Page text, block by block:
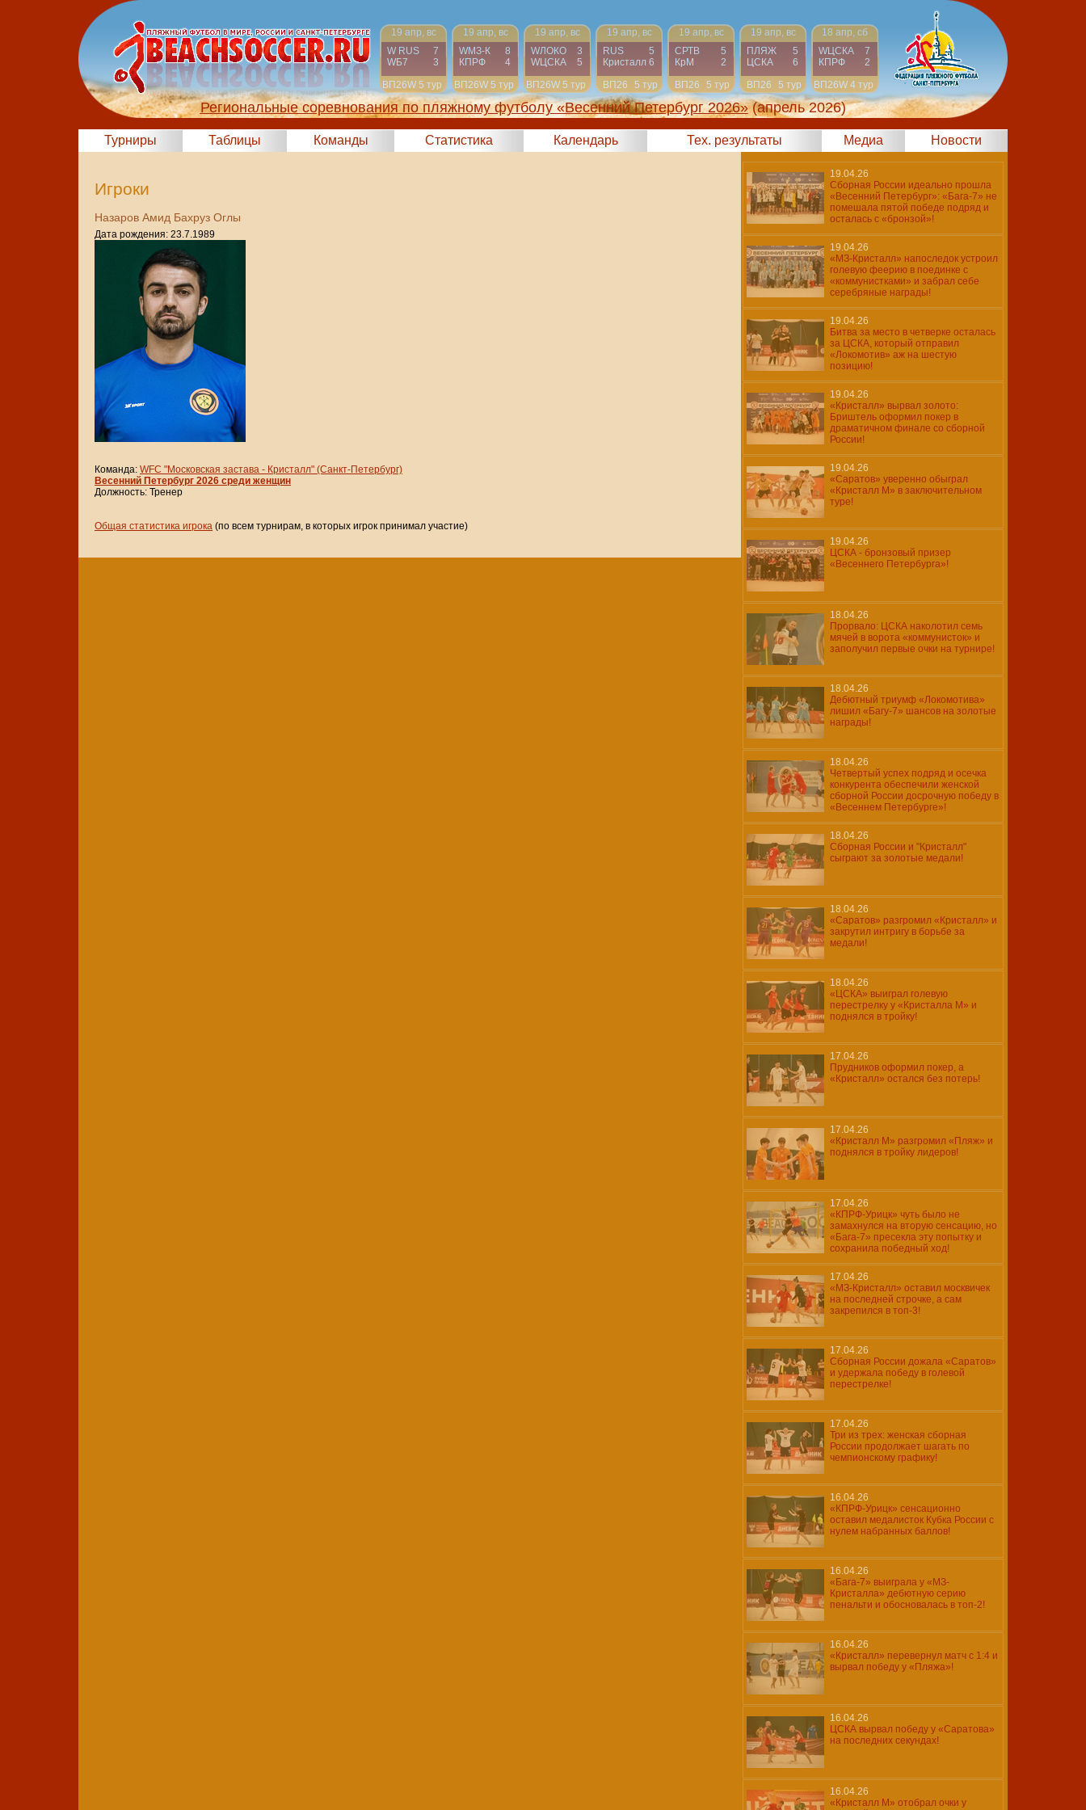
19 апр, вс
W RUS
7
WБ7
3
ВП26W 5 тур
19 апр, вс
WМЗ-К
8
КПРФ
4
ВП26W 5 тур
19 апр, вс
WЛОКО
3
WЦСКА
5
ВП26W 5 тур
19 апр, вс
RUS
5
Кристалл 6
ВП26
5 тур
19 апр, вс
СРТВ
5
КрМ
2
ВП26
5 тур
19 апр, вс
ПЛЯЖ
5
ЦСКА
6
ВП26
5 тур
18 апр, сб
WЦСКА
7
КПРФ
2
ВП26W 4 тур
Региональные соревнования по пляжному футболу «Весенний Петербург 2026» (апрель 2026)
Турниры Таблицы Команды Статистика Календарь Тех. результаты Медиа Новости
Игроки
Назаров Амид Бахруз Оглы
Дата рождения: 23.7.1989
Команда: WFC "Московская застава - Кристалл" (Санкт-Петербург)
Весенний Петербург 2026 среди женщин
Должность: Тренер
Общая статистика игрока (по всем турнирам, в которых игрок принимал участие)
19.04.26
Сборная России идеально прошла
«Весенний Петербург»: «Бага-7» не
помешала пятой победе подряд и
осталась с «бронзой»!
19.04.26
«МЗ-Кристалл» напоследок устроил
голевую феерию в поединке с
«коммунистками» и забрал себе
серебряные награды!
19.04.26
Битва за место в четверке осталась
за ЦСКА, который отправил
«Локомотив» аж на шестую
позицию!
19.04.26
«Кристалл» вырвал золото:
Бриштель оформил покер в
драматичном финале со сборной
России!
19.04.26
«Саратов» уверенно обыграл
«Кристалл М» в заключительном
туре!
19.04.26
ЦСКА - бронзовый призер
«Весеннего Петербурга»!
18.04.26
Прорвало: ЦСКА наколотил семь
мячей в ворота «коммунисток» и
заполучил первые очки на турнире!
18.04.26
Дебютный триумф «Локомотива»
лишил «Багу-7» шансов на золотые
награды!
18.04.26
Четвертый успех подряд и осечка
конкурента обеспечили женской
сборной России досрочную победу в
«Весеннем Петербурге»!
18.04.26
Сборная России и "Кристалл"
сыграют за золотые медали!
18.04.26
«Саратов» разгромил «Кристалл» и
закрутил интригу в борьбе за
медали!
18.04.26
«ЦСКА» выиграл голевую
перестрелку у «Кристалла М» и
поднялся в тройку!
17.04.26
Прудников оформил покер, а
«Кристалл» остался без потерь!
17.04.26
«Кристалл М» разгромил «Пляж» и
поднялся в тройку лидеров!
17.04.26
«КПРФ-Урицк» чуть было не
замахнулся на вторую сенсацию, но
«Бага-7» пресекла эту попытку и
сохранила победный ход!
17.04.26
«МЗ-Кристалл» оставил москвичек
на последней строчке, а сам
закрепился в топ-3!
17.04.26
Сборная России дожала «Саратов»
и удержала победу в голевой
перестрелке!
17.04.26
Три из трех: женская сборная
России продолжает шагать по
чемпионскому графику!
16.04.26
«КПРФ-Урицк» сенсационно
оставил медалисток Кубка России с
нулем набранных баллов!
16.04.26
«Бага-7» выиграла у «МЗ-
Кристалла» дебютную серию
пенальти и обосновалась в топ-2!
16.04.26
«Кристалл» перевернул матч с 1:4 и
вырвал победу у «Пляжа»!
16.04.26
ЦСКА вырвал победу у «Саратова»
на последних секундах!
16.04.26
«Кристалл М» отобрал очки у